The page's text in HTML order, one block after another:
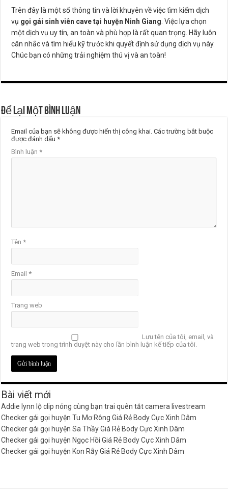
Trên đây là một số thông tin và lời khuyên về việc tìm kiếm dịch
vụ gọi gái sinh viên cave tại huyện Ninh Giang . Việc lựa chọn
một dịch vụ uy tín, an toàn và phù hợp là rất quan trọng. Hãy luôn
cân nhắc và tìm hiểu kỹ trước khi quyết định sử dụng dịch vụ này.
Chúc bạn có những trải nghiệm thú vị và an toàn!
Để lại một bình luận
Email của bạn sẽ không được hiển thị công khai. Các trường bắt buộc
được đánh dấu*
Bình luận*
Tên*
Email*
Trang web
Lưu tên của tôi, email, và
trang web trong trình duyệt này cho lần bình luận kế tiếp của tôi.
Bài viết mới
Addie lynn lộ clip nóng cùng bạn trai quên tắt camera livestream
Checker gái gọi huyện Tu Mơ Rông Giá Rẻ Body Cực Xinh Dâm
Checker gái gọi huyện Sa Thầy Giá Rẻ Body Cực Xinh Dâm
Checker gái gọi huyện Ngọc Hồi Giá Rẻ Body Cực Xinh Dâm
Checker gái gọi huyện Kon Rẫy Giá Rẻ Body Cực Xinh Dâm